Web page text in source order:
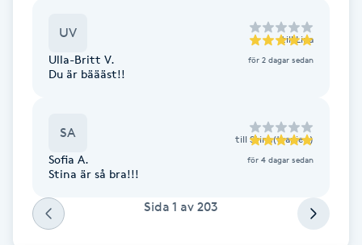
Funktionsanalys
Föning
Gel naglar
UV till Lina
Ulla-Britt V. för 2 dagar sedan
Du är bäääst!!
SA till Stina(traniee)
Sofia A. för 4 dagar sedan
Stina är så bra!!!
Sida 1 av 203